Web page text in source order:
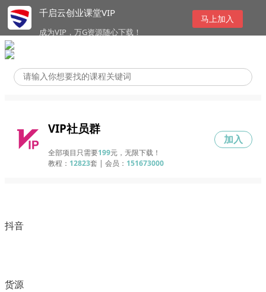
千启云创业课堂VIP
成为VIP，万G资源随心下载！
马上加入
VIP社员群
全部项目只需要199元，无限下载！
教程： 12823套 | 会员： 151673000
加入
抖音
货源